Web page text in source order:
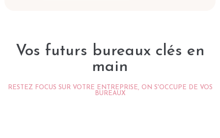
Vos futurs bureaux clés en
main
RESTEZ FOCUS SUR VOTRE ENTREPRISE, ON S'OCCUPE DE VOS
BUREAUX